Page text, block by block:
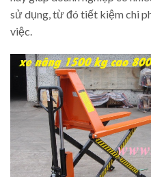
sử dụng, từ đó tiết kiệm chi
việc.